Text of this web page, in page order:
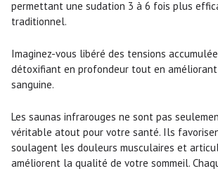
permettant une sudation 3 à 6 fois plus
traditionnel.
Imaginez-vous libéré des tensions
détoxifiant en profondeur tout en
sanguine.
Les saunas infrarouges ne sont pas
véritable atout pour votre santé. Ils
soulagent les douleurs musculaires et
améliorent la qualité de votre sommeil.